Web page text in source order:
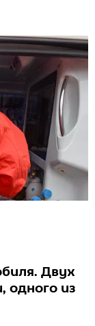
Двух
одного из